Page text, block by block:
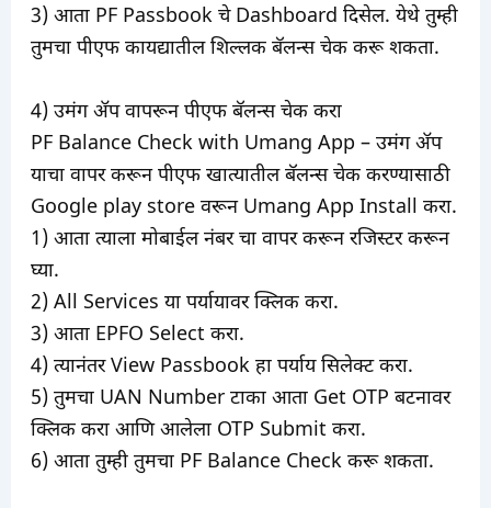
3) आता PF Passbook चे Dashboard दिसेल. येथे तुम्ही
तुमचा पीएफ कायद्यातील शिल्लक बॅलन्स चेक करू शकता.
4) उमंग ॲप वापरून पीएफ बॅलन्स चेक करा
PF Balance Check with Umang App – उमंग ॲप
याचा वापर करून पीएफ खात्यातील बॅलन्स चेक करण्यासाठी
Google play store वरून Umang App Install करा.
1) आता त्याला मोबाईल नंबर चा वापर करून रजिस्टर करून
घ्या.
2) All Services या पर्यायावर क्लिक करा.
3) आता EPFO Select करा.
4) त्यानंतर View Passbook हा पर्याय सिलेक्ट करा.
5) तुमचा UAN Number टाका आता Get OTP बटनावर
क्लिक करा आणि आलेला OTP Submit करा.
6) आता तुम्ही तुमचा PF Balance Check करू शकता.